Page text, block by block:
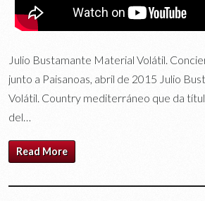
Julio Bustamante Material Volátil.
junto a Paisanoas, abril de 2015 Julio
Volátil. Country mediterráneo que da
del…
Read More